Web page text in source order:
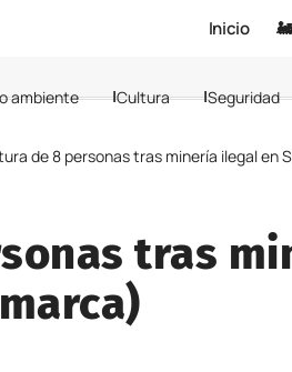
Inicio
ambiente Cultura Seguridad
de 8 personas tras minería ilegal en
tras